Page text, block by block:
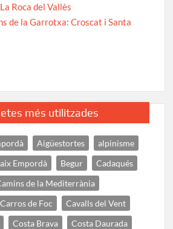
Roca del Vallès
de la Garrotxa: Croscat i Santa
més utilitzades
Aigüestortes
alpinisme
Empordà Begur
Cadaqués
de la Mediterrània
Carros de Foc
Cavalls del Vent
Costa Brava
Costa Daurada